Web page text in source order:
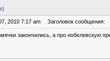
2010 7:17 am Заголовок сообщения:
закончились, а про нобелевскую